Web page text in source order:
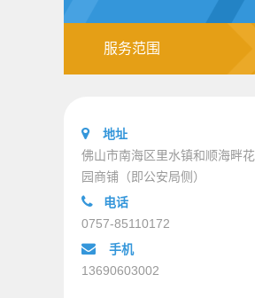
服务范围
地址
佛山市南海区里水镇和顺海畔花
园商铺（即公安局侧）
电话
0757-85110172
手机
13690603002